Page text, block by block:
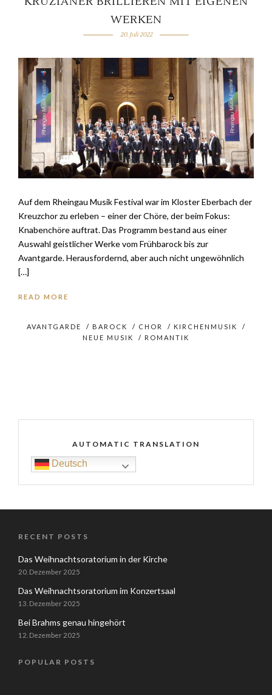
WERKEN
20. Juli 2022
Auf dem Rheingau Musik Festival war im Kloster Eberbach der
Kreuzchor zu erleben – einer der Chöre, der beim Fokus:
Knabenchöre auftrat. Das Programm bestand aus einer
Auswahl geistlicher Werke vom Frühbarock bis zur
Avantgarde. Herausfordernd, aber auch nicht ungewöhnlich
[…]
READ MORE
AVANTGARDE / BAROCK / CHOR / KIRCHENMUSIK
/
NEUE MUSIK
/ ROMANTIK
AUTOMATIC TRANSLATION
Deutsch
RECENT POSTS
Das Weihnachtsoratorium in der Kirche
20. Dezember 2025
Das Weihnachtsoratorium im Konzertsaal
13. Dezember 2025
Bei Brahms genau hingehört
12. Dezember 2025
POPULAR POSTS